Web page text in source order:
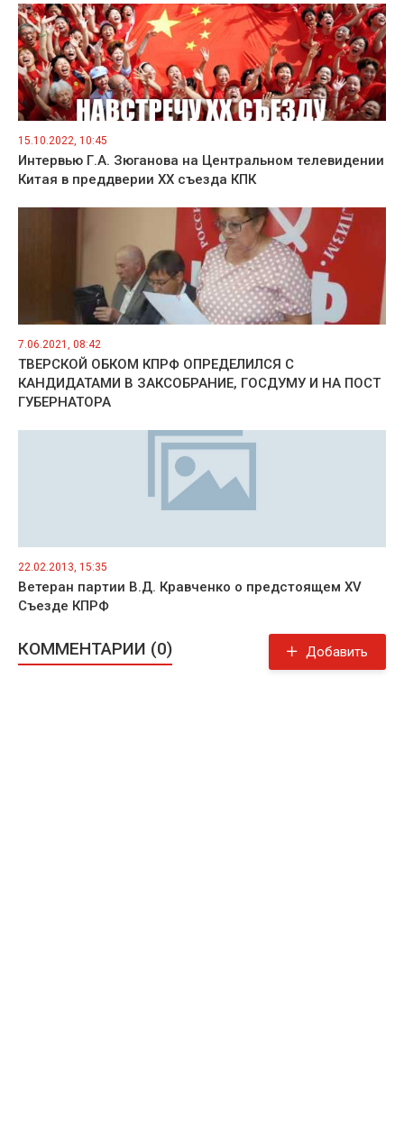
15.10.2022, 10:45
Интервью Г.А. Зюганова на Центральном телевидении
Китая в преддверии ХХ съезда КПК
7.06.2021, 08:42
ТВЕРСКОЙ ОБКОМ КПРФ ОПРЕДЕЛИЛСЯ С
КАНДИДАТАМИ В ЗАКСОБРАНИЕ, ГОСДУМУ И НА ПОСТ
ГУБЕРНАТОРА
22.02.2013, 15:35
Ветеран партии В.Д. Кравченко о предстоящем XV
Съезде КПРФ
КОММЕНТАРИИ (0) Добавить